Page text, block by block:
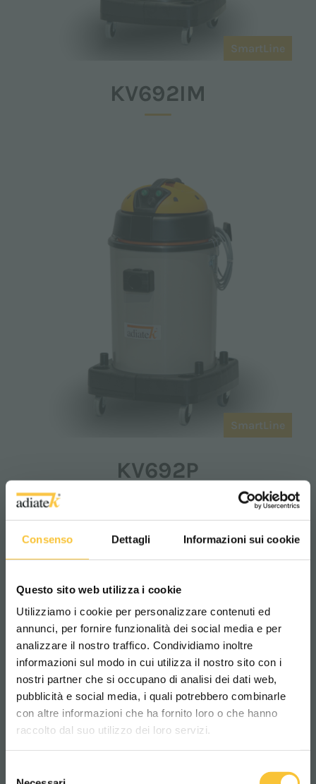
Consenso Dettagli Informazioni sui cookie
Questo sito web utilizza i cookie
Utilizziamo i cookie per personalizzare contenuti ed
annunci, per fornire funzionalità dei social media e per
analizzare il nostro traffico. Condividiamo inoltre
informazioni sul modo in cui utilizza il nostro sito con i
nostri partner che si occupano di analisi dei dati web,
pubblicità e social media, i quali potrebbero combinarle
con altre informazioni che ha fornito loro o che hanno
raccolto dal suo utilizzo dei loro servizi.
SmartLine
KV692IM
SmartLine
KV692P
Scegli il paese in cui ti trovi e la tua
lingua per una migliore esperienza di
navigazione